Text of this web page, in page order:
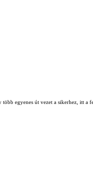
egyenes út vezet a sikerhez, itt